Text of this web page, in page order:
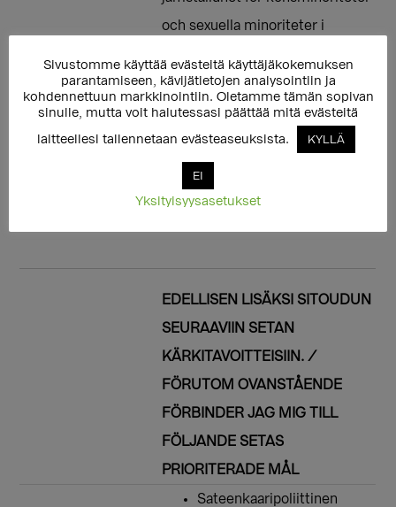
och sexuella minoriteter i
mot diskriminering och
hatpropaganda mot
regnbågspersoner. Genom mitt
att regnbågspersoners röst hörs i
EDELLISEN LISÄKSI SITOUDUN
SEURAAVIIN SETAN
KÄRKITAVOITTEISIIN. /
FÖRUTOM OVANSTÅENDE
FÖRBINDER JAG MIG TILL
FÖLJANDE SETAS
PRIORITERADE MÅL
Sateenkaaripoliittinen
Sivustomme käyttää evästeitä käyttäjäkokemuksen
parantamiseen, kävijätietojen analysointiin ja
kohdennettuun markkinointiin. Oletamme tämän sopivan
sinulle, mutta voit halutessasi päättää mitä evästeitä
laitteellesi tallennetaan evästeaseuksista.
KYLLÄ
EI
Yksityisyysasetukset